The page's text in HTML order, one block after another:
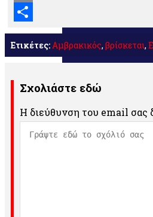
Email
Μοιραστείτε
Ετικέτες:Αμβρακικός, βρίσκεται,
Σχολιάστε εδώ
Η διεύθυνση του email σας